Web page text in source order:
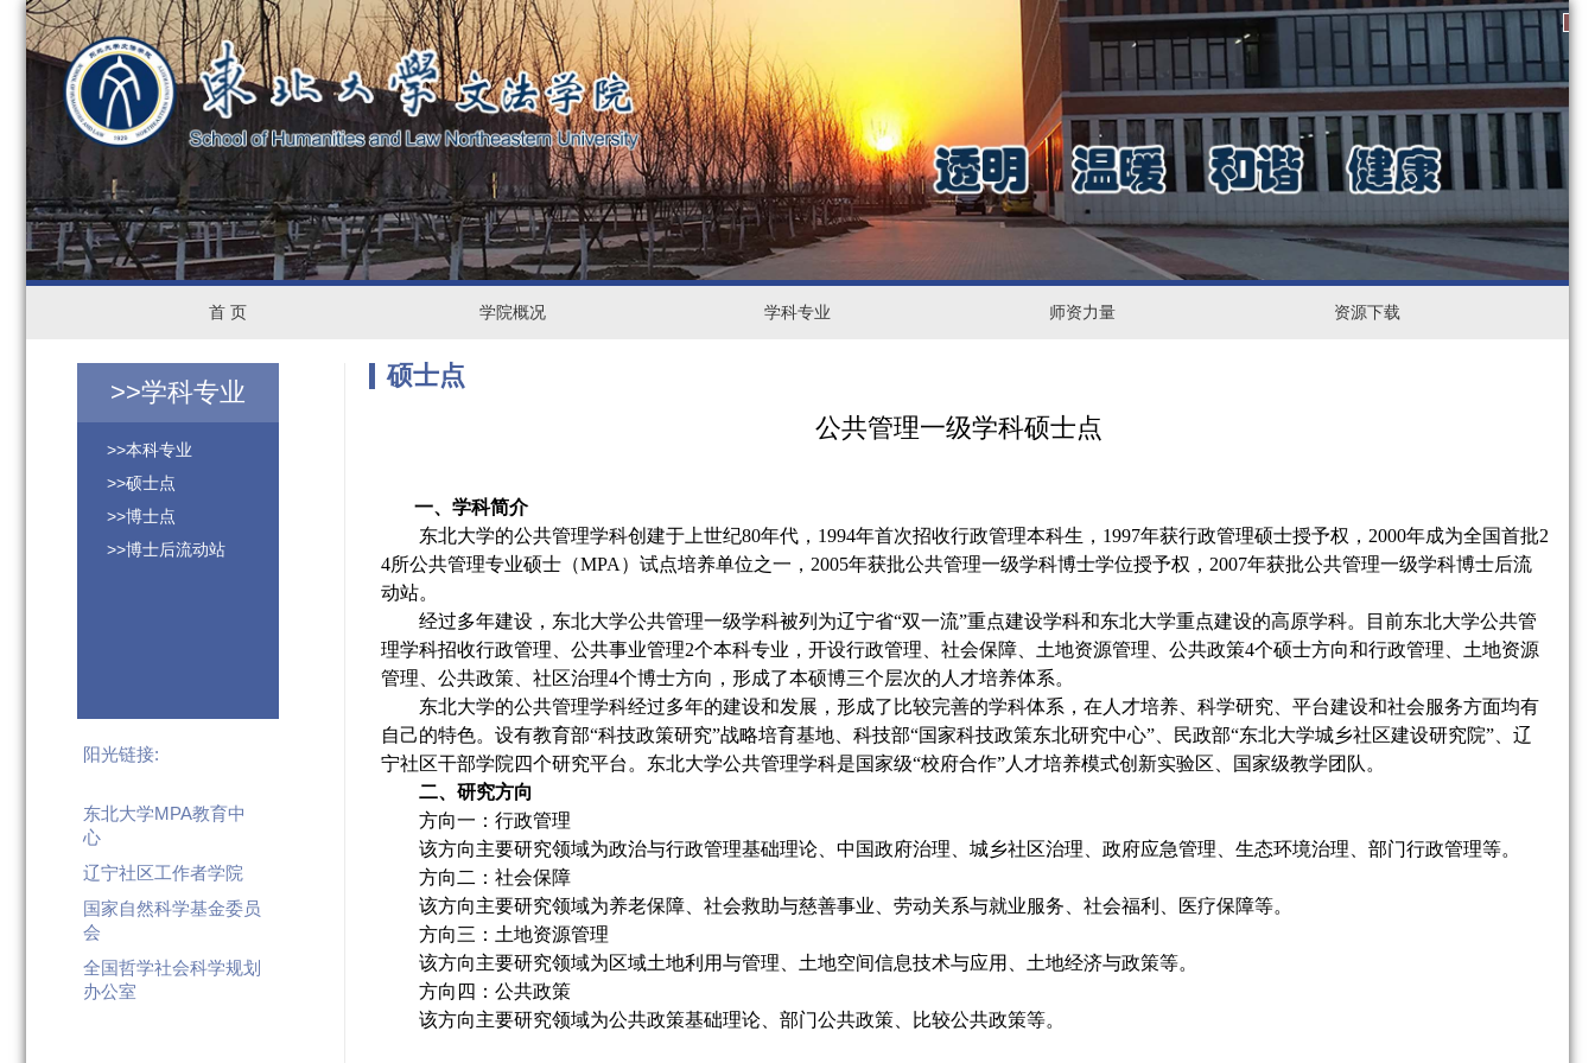
首 页
页
学院概况
院
学科专业 师资力量
力
资源下载
>>学科专业
>>本科专业
>>硕士点
>>博士点
>>博士后流动站
阳光链接:
东北大学MPA教育中
心
辽宁社区工作者学院
国家自然科学基金委员
会
全国哲学社会科学规划
办公室
硕士点
公共管理一级学科硕士点
一、学科简介
东北大学的公共管理学科创建于上世纪80年代，1994年首次招收行政管理本科生，1997年获行政管理硕士授予权，2000年成为全国首批2
4所公共管理专业硕士（MPA）试点培养单位之一，2005年获批公共管理一级学科博士学位授予权，2007年获批公共管理一级学科博士后流
动站。
经过多年建设，东北大学公共管理一级学科被列为辽宁省“双一流”重点建设学科和东北大学重点建设的高原学科。目前东北大学公共管
理学科招收行政管理、公共事业管理2个本科专业，开设行政管理、社会保障、土地资源管理、公共政策4个硕士方向和行政管理、土地资源
管理、公共政策、社区治理4个博士方向，形成了本硕博三个层次的人才培养体系。
东北大学的公共管理学科经过多年的建设和发展，形成了比较完善的学科体系，在人才培养、科学研究、平台建设和社会服务方面均有
自己的特色。设有教育部“科技政策研究”战略培育基地、科技部“国家科技政策东北研究中心”、民政部“东北大学城乡社区建设研究院”、辽
宁社区干部学院四个研究平台。东北大学公共管理学科是国家级“校府合作”人才培养模式创新实验区、国家级教学团队。
二、研究方向
方向一：行政管理
该方向主要研究领域为政治与行政管理基础理论、 中国政府治理 城乡社区治理 、政府应急管理、生态环境治理、部门行政管理等。
方向 二 ：社会保障
该方向主要研究领域为养老保障、社会救助与慈善事业 、劳动关系与就业服务、社会福利、医疗保障等。
方向三 ：土地资源管理
该方向主要研究领域为区域土地利用与管理、土地空间信息技术与应用
、土地经济与政策等。
方向 四 ：公共政策
该方向主要研究领域为公共政策基础理论、 部门公共政策、 比较公共政策等。